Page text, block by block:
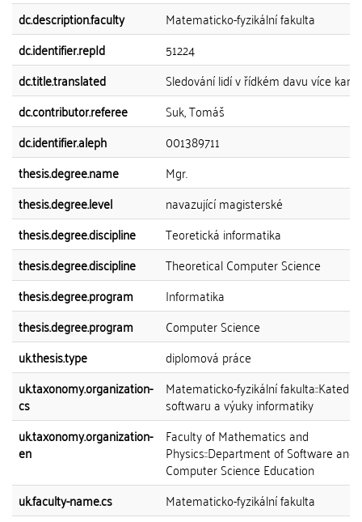
dc.description.faculty
Matematicko-fyzikální fakulta
dc.identifier.repId
51224
dc.title.translated
Sledování lidí v řídkém davu více
dc.contributor.referee
Suk, Tomáš
dc.identifier.aleph
001389711
thesis.degree.name
Mgr.
thesis.degree.level
navazující magisterské
thesis.degree.discipline
Teoretická informatika
thesis.degree.discipline
Theoretical Computer Science
thesis.degree.program
Informatika
thesis.degree.program
Computer Science
uk.thesis.type
diplomová práce
uk.taxonomy.organization-
cs
Matematicko-fyzikální fakulta::Katedra
softwaru a výuky informatiky
uk.taxonomy.organization-
en
Faculty of Mathematics and
Physics::Department of Software and
Computer Science Education
uk.faculty-name.cs
Matematicko-fyzikální fakulta